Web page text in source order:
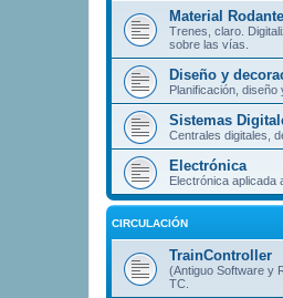
Material Rodante
Trenes, claro.
sobre las vías.
Diseño y
Planificación,
Sistemas
Centrales digitales,
Electrónica
Electrónica aplicada
CIRCULACIÓN
TrainController
(Antiguo Software y
TC.